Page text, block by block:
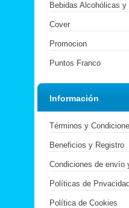
Bebidas Alcohólicas y
Cover
Promocion
Puntos Franco
Información
Términos y
Beneficios y Registro
Condiciones de envío
Políticas de Privacidad
Política de Cookies